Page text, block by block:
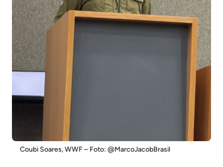
Coubi Soares, WWF – Foto: @MarcoJacobBrasil